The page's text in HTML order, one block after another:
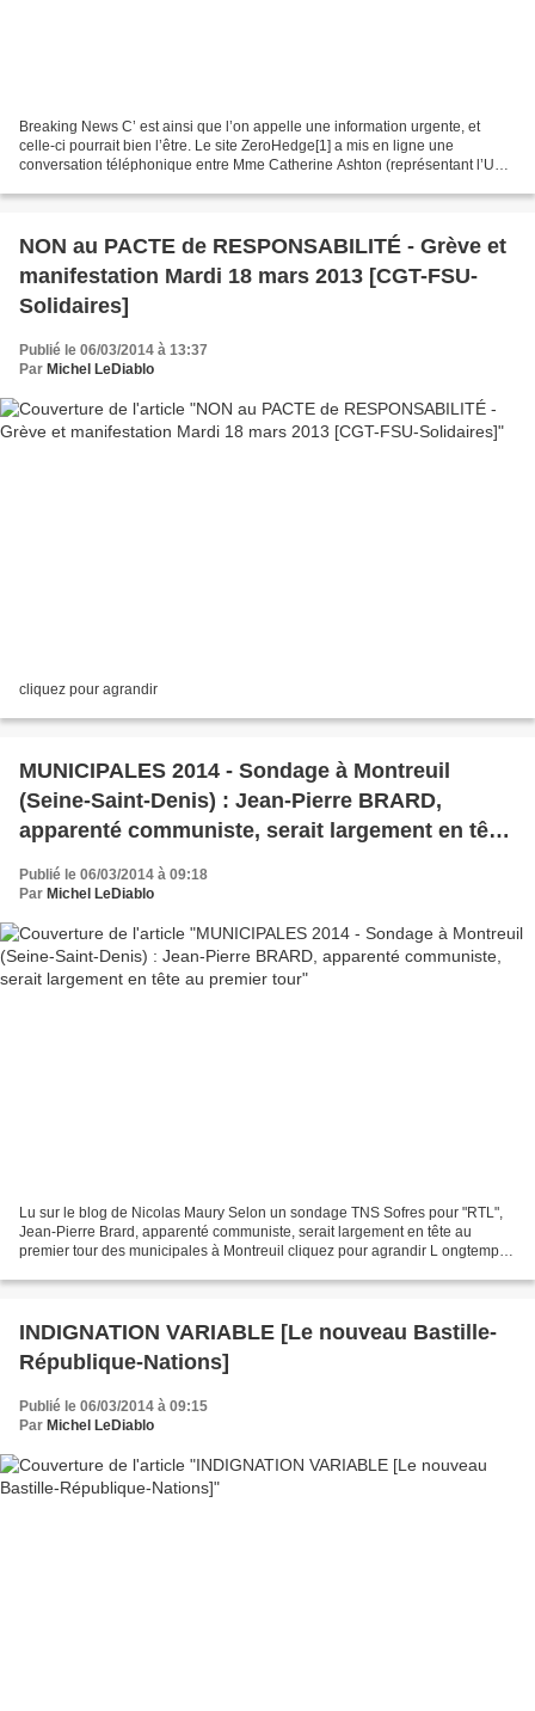
Breaking News C’ est ainsi que l’on appelle une information urgente, et
celle-ci pourrait bien l’être. Le site ZeroHedge[1] a mis en ligne une
conversation téléphonique entre Mme Catherine Ashton (représentant l’UE)
NON au PACTE de RESPONSABILITÉ - Grève et
manifestation Mardi 18 mars 2013 [CGT-FSU-
Solidaires]
Publié le 06/03/2014 à 13:37
Par Michel LeDiablo
cliquez pour agrandir
MUNICIPALES 2014 - Sondage à Montreuil
(Seine-Saint-Denis) : Jean-Pierre BRARD,
apparenté communiste, serait largement en tête
Publié le 06/03/2014 à 09:18
Par Michel LeDiablo
Lu sur le blog de Nicolas Maury Selon un sondage TNS Sofres pour "RTL",
Jean-Pierre Brard, apparenté communiste, serait largement en tête au
premier tour des municipales à Montreuil cliquez pour agrandir L ongtemps
INDIGNATION VARIABLE [Le nouveau Bastille-
République-Nations]
Publié le 06/03/2014 à 09:15
Par Michel LeDiablo